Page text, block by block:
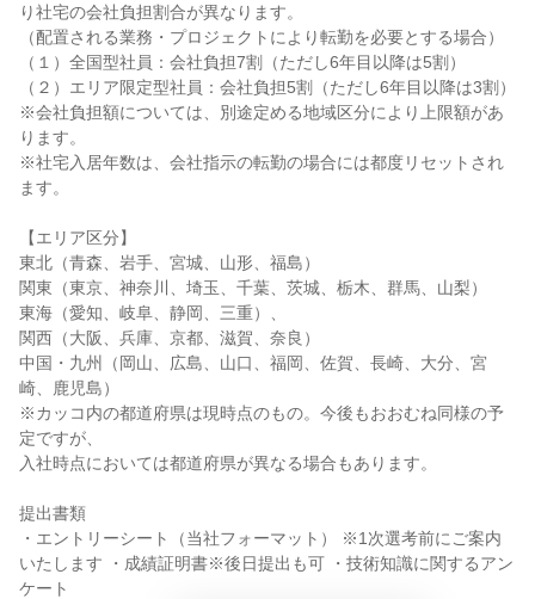
り社宅の会社負担割合が異なります。
（配置される業務・プロジェクトにより転勤を必要とする場合）
（１）全国型社員：会社負担7割（ただし6年目以降は5割）
（２）エリア限定型社員：会社負担5割（ただし6年目以降は3割）
※会社負担額については、別途定める地域区分により上限額があ
ります。
※社宅入居年数は、会社指示の転勤の場合には都度リセットされ
ます。
【エリア区分】
東北（青森、岩手、宮城、山形、福島）
関東（東京、神奈川、埼玉、千葉、茨城、栃木、群馬、山梨）
東海（愛知、岐阜、静岡、三重）、
関西（大阪、兵庫、京都、滋賀、奈良）
中国・九州（岡山、広島、山口、福岡、佐賀、長崎、大分、宮
崎、鹿児島）
※カッコ内の都道府県は現時点のもの。今後もおおむね同様の予
定ですが、
入社時点においては都道府県が異なる場合もあります。
提出書類
・エントリーシート（当社フォーマット） ※1次選考前にご案内
いたします ・成績証明書※後日提出も可 ・技術知識に関するアン
ケート